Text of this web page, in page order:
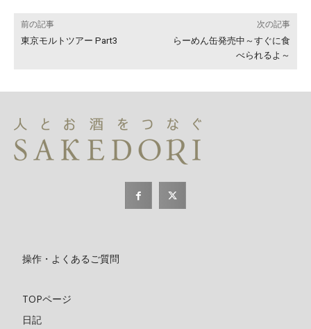
前の記事
東京モルトツアー Part3
次の記事
らーめん缶発売中～すぐに食
べられるよ～
操作・よくあるご質問
TOPページ
日記